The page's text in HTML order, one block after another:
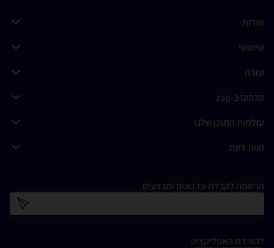
אודות
שימושי
עזרה
פרסום ב-zap
עולמות התוכן שלנו
חוות דעת
הרשמה לקבלת עדכונים ומבצעים
להורדת האפליקציה